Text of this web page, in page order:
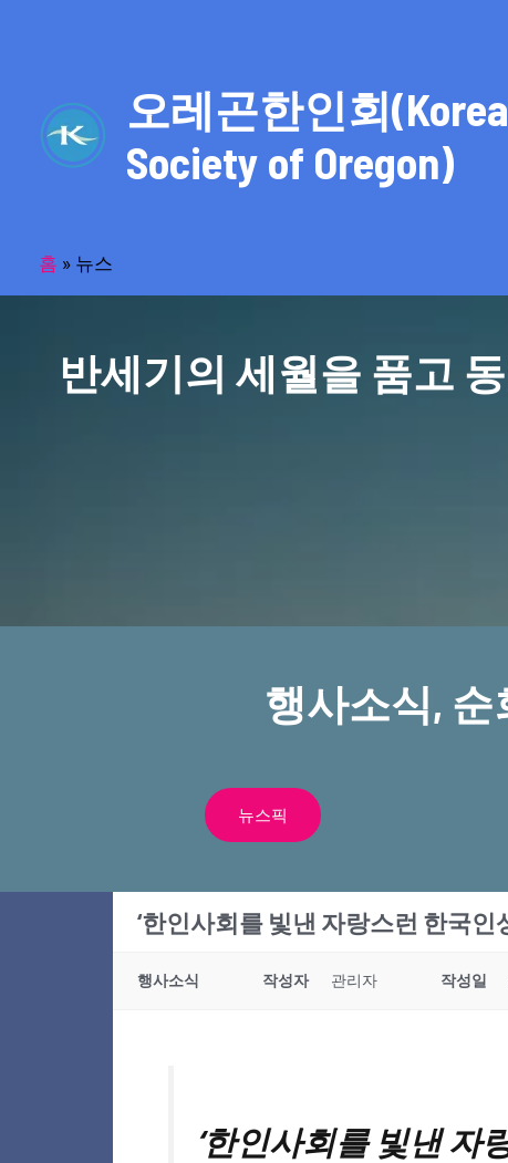
오레곤한인회
Society of Oregon)
홈 » 뉴스
반세기의 세월을 품고 동
행사소식,
뉴스픽
‘한인사회를 빛낸 자랑스런 한국인
행사소식 작성자 관리자 작성일
‘한인사회를 빛낸 자